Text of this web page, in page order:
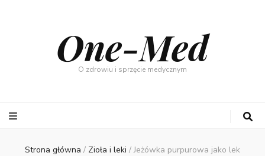
One-Med
O zdrowiu i sprzęcie medycznym
Strona główna / Zioła i leki / Jeżówka purpurowa jako lek